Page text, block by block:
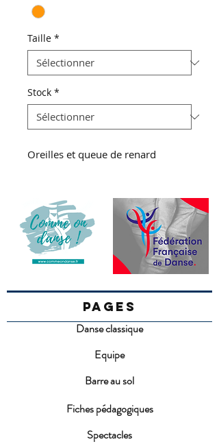
Taille *
Stock *
Oreilles et queue de renard
PAGES
Danse classique
Equipe
Barre au sol
Fiches pédagogiques
Spectacles